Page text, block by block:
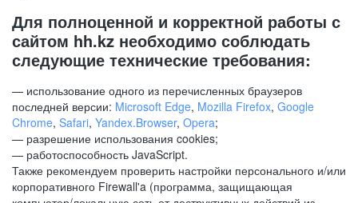
Для полноценной и корректной работы с
сайтом hh.kz необходимо соблюдать
следующие технические требования:
— использование одного из перечисленных браузеров
последней версии: Microsoft Edge, Mozilla Firefox, Google
Chrome, Safari, Yandex.Browser, Opera;
— разрешение использования cookies;
— работоспособность JavaScript.
Также рекомендуем проверить настройки персонального и/или
корпоративного Firewall'a (программа, защищающая